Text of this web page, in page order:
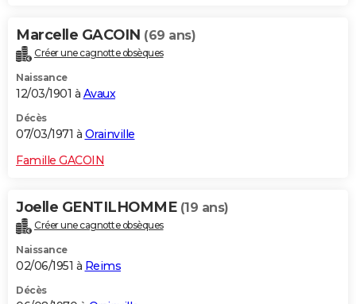
Marcelle GACOIN (69 ans)
Créer une cagnotte obsèques
Naissance
12/03/1901 à Avaux
Décès
07/03/1971 à Orainville
Famille GACOIN
Joelle GENTILHOMME (19 ans)
Créer une cagnotte obsèques
Naissance
02/06/1951 à Reims
Décès